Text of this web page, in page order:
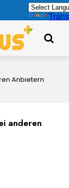
Anbietern
anderen